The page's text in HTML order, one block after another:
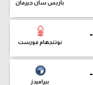
باريس سان جيرمان
-
نوتنجهام فورست
-
بيراميدز